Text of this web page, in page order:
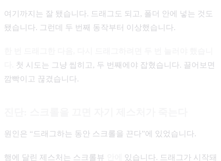
여기까지는 잘 됐습니다. 드래그도 되고, 폴더 안에 넣는 것도
됐습니다. 그런데 두 번째 동작부터 이상했습니다.
첫 시도는 그냥 씹히고, 두 번째에야 잡혔습니다. 끌어보면
깜빡이고 끊겼습니다.
원인은 “드래그하는 동안 스크롤을 끈다”에 있었습니다.
행에 달린 제스처는 스크롤뷰
있습니다. 드래그가 시작돼